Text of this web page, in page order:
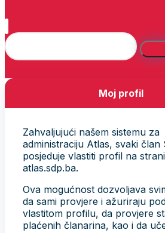
Moj profil
Zahvaljujući našem sistemu za
administraciju Atlas, svaki član
posjeduje vlastiti profil na
atlas.sdp.ba.
Ova mogućnost dozvoljava
da sami provjere i ažuriraju
vlastitom profilu, da provjere
plaćenih članarina, kao i da